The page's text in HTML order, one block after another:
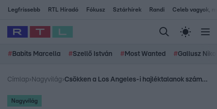
Legfrissebb RTL Híradó Fókusz Sztárhírek Randi Celeb vagyok,
# Babits Marcella #Szellő István # Most Wanted #Gallusz
Címlap› Nagyvilág› Csökken a Los Angeles-i hajléktalanok száma - Mégis hogyan sikerült ez több évtized után?
Nagyvilág